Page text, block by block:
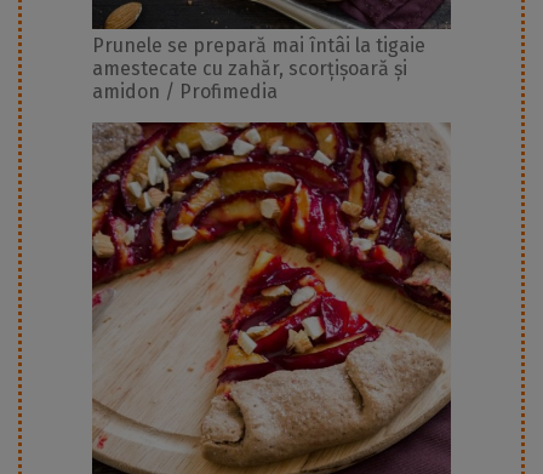
Prunele se prepară mai întâi la tigaie
amestecate cu zahăr, scorțișoară și
amidon / Profimedia